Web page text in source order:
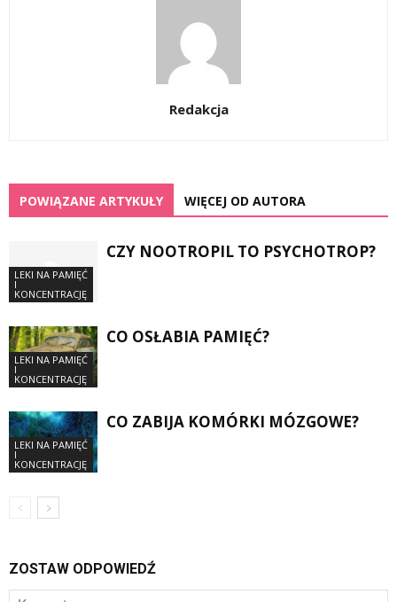
Redakcja
POWIĄZANE ARTYKUŁY WIĘCEJ OD AUTORA
LEKI NA PAMIĘĆ
I
KONCENTRACJĘ
CZY NOOTROPIL TO PSYCHOTROP?
LEKI NA PAMIĘĆ
I
KONCENTRACJĘ
CO OSŁABIA PAMIĘĆ?
LEKI NA PAMIĘĆ
I
KONCENTRACJĘ
CO ZABIJA KOMÓRKI MÓZGOWE?
ZOSTAW ODPOWIEDŹ